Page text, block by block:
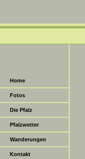
Home
Fotos
Die Pfalz
Pfalzwetter
Wanderungen
Kontakt